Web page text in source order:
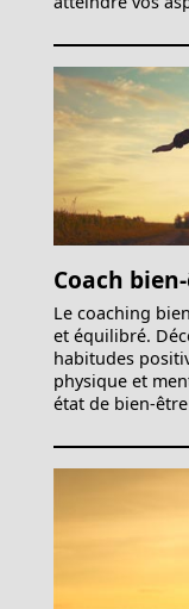
Coach
Le coaching
et équilibré.
habitudes
physique et
état de bien-